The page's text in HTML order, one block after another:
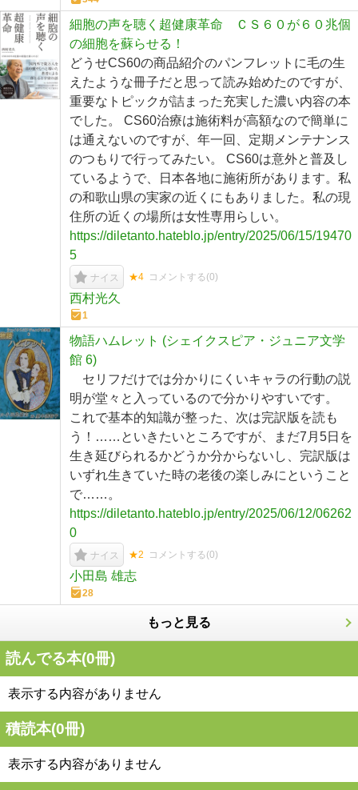
細胞の声を聴く超健康革命 ＣＳ６０が６０兆個
の細胞を蘇らせる！
どうせCS60の商品紹介のパンフレットに毛の生
えたような冊子だと思って読み始めたのですが、
重要なトピックが詰まった充実した濃い内容の本
でした。 CS60治療は施術料が高額なので簡単に
は通えないのですが、年一回、定期メンテナンス
のつもりで行ってみたい。 CS60は意外と普及し
ているようで、日本各地に施術所があります。私
の和歌山県の実家の近くにもありました。私の現
住所の近くの場所は女性専用らしい。
https://diletanto.hateblo.jp/entry/2025/06/15/19470
5
ナイス ★4 コメントする(0)
西村光久
1
物語ハムレット (シェイクスピア・ジュニア文学
館 6)
セリフだけでは分かりにくいキャラの行動の説
明が堂々と入っているので分かりやすいです。
これで基本的知識が整った、次は完訳版を読も
う！……といきたいところですが、まだ7月5日を
生き延びられるかどうか分からないし、完訳版は
いずれ生きていた時の老後の楽しみにということ
で……。
https://diletanto.hateblo.jp/entry/2025/06/12/06262
0
ナイス ★2 コメントする(0)
小田島 雄志
28
もっと見る
読んでる本(0冊)
表示する内容がありません
積読本(0冊)
表示する内容がありません